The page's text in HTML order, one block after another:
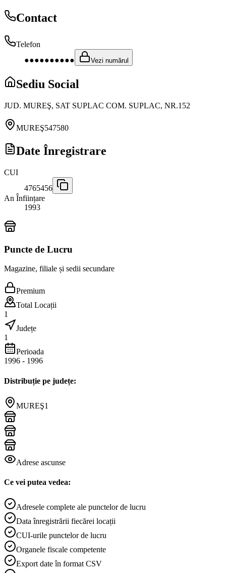
Contact
Telefon
●●●●●●●●●●
Vezi numărul
Sediu Social
JUD. MUREŞ, SAT SUPLAC COM. SUPLAC, NR.152
MUREŞ547580
Date Înregistrare
CUI
4765456
An Înființare
1993
Puncte de Lucru
Magazine, filiale și sedii secundare
Premium
Total Locații
1
Județe
1
Perioada
1996 - 1996
Distribuție pe județe:
MUREŞ1
Adrese ascunse
Ce vei putea vedea:
Adresele complete ale punctelor de lucru
Data înregistrării fiecărei locații
CUI-urile punctelor de lucru
Organele fiscale competente
Export date în format CSV